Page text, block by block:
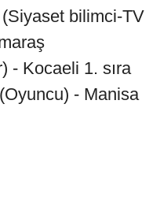
bilimci-TV
- Kocaeli 1. sıra
- Manisa